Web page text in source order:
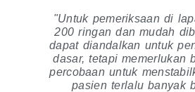
"Untuk pemeriksaan di
200 ringan dan mudah
dapat diandalkan untuk
dasar, tetapi memerlukan
percobaan untuk
pasien terlalu banyak